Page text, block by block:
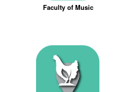
Faculty of Music